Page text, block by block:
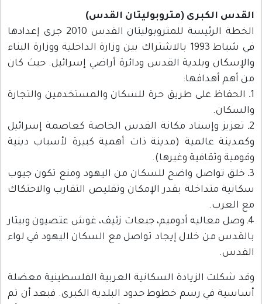
القدس الكبرى (متروبوليتان القدس)
الخطة الرئيسة للمتروبوليتان القدس 2010 جرى إعدادها
في شباط 1993 بالاشتراك بين وزارة الداخلية ووزارة البناء
والإسكان وبلدية القدس ودائرة أراضي إسرائيل. حيث كان
من أهم أهدافها:
1ـ الحفاظ على طريق حرة للسكان والمستخدمين والتجارة
والسكان.
2ـ تعزيز وإسناد مكانة القدس الخاصة كعاصمة إسرائيل
وكمدينة عالمية (مدينة ذات أهمية كبيرة لأسباب دينية
وقومية وثقافية وغيرها).
3ـ خلق تواصل واضح للسكان من اليهود ومنع تكون جيوب
سكانية متداخلة بقدر الإمكان وتقليص التقارب والاحتكاك
مع العرب.
4ـ وصل معاليه أدوميم، جبعات زئيف، غوش عتصيون وبيتار
بالقدس من خلال إيجاد تواصل مع السكان اليهود في لواء
القدس.
وقد شكلت الزيادة السكانية العربية الفلسطينية معضلة
أساسية في رسم خطوط حدود البلدية الكبرى. فبعد أن تم